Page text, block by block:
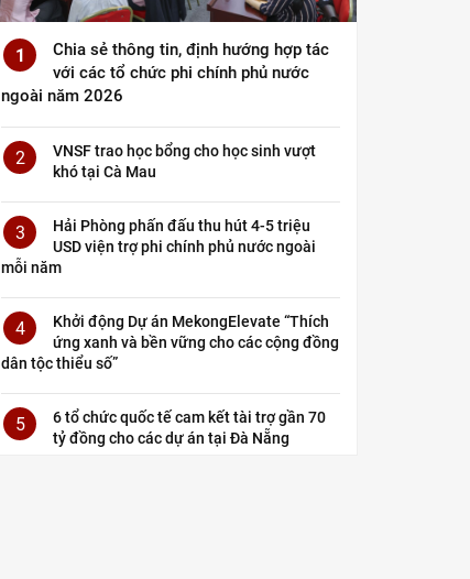
1
Chia sẻ thông tin, định hướng hợp tác
với các tổ chức phi chính phủ nước
ngoài năm 2026
2
VNSF trao học bổng cho học sinh vượt
khó tại Cà Mau
3
Hải Phòng phấn đấu thu hút 4-5 triệu
USD viện trợ phi chính phủ nước ngoài
mỗi năm
4
Khởi động Dự án MekongElevate “Thích
ứng xanh và bền vững cho các cộng đồng
dân tộc thiểu số”
5
6 tổ chức quốc tế cam kết tài trợ gần 70
tỷ đồng cho các dự án tại Đà Nẵng